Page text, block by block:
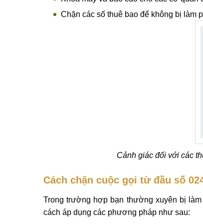
Chặn các số thuê bao để không bị làm
Cảnh giác đối với các
Cách chặn cuộc gọi từ đầu số
Trong trường hợp bạn thường xuyên bị
cách áp dụng các phương pháp như sau: